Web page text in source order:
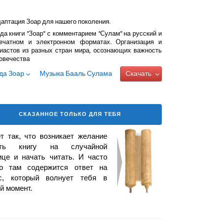
Зоар для нашего поколения.
книги "Зоар" с комментарием "Сулам" на русский и
и электронном форматах. Организация и
из разных стран мира, осознающих важность
Зоар Музыка Бааль Сулама Скачать
СКАЗАННОЕ ТОЛЬКО ДЛЯ ТЕБЯ
так, что возникает желание
книгу на случайной
и начать читать. И часто
там содержится ответ на
который волнует тебя в
момент.